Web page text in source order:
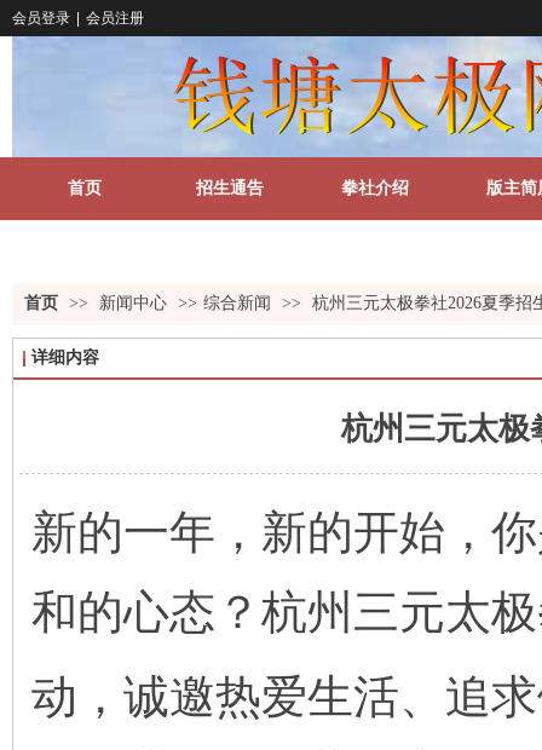
会员登录 会员注册
首页 招生通告 拳社介绍 版主简
首页 >> 新闻中心 >> 综合新闻 >> 杭州三元太极拳社2026夏季招
详细内容
杭州三元太极
新的一年，新的开始，
和的心态？杭州三元太
动，诚邀热爱生活、追